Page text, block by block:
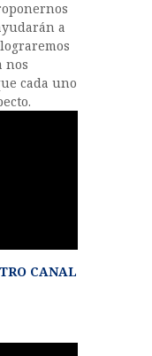
a
nos
cada uno
CANAL